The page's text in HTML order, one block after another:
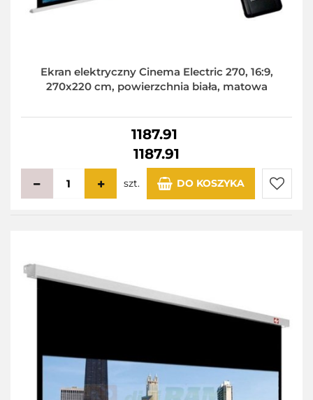
Ekran elektryczny Cinema Electric 270, 16:9,
270x220 cm, powierzchnia biała, matowa
1187.91
1187.91
szt. DO KOSZYKA